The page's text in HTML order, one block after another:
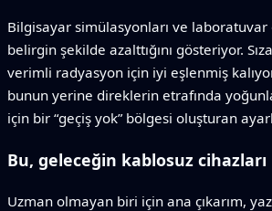
Bilgisayar simülasyonları ve
belirgin şekilde azalttığını gösteriyor.
verimli radyasyon için iyi eşlenmiş
bunun yerine direklerin etrafında
için bir “geçiş yok” bölgesi oluşturan
Bu, geleceğin kablosuz
Uzman olmayan biri için ana çıkarım,